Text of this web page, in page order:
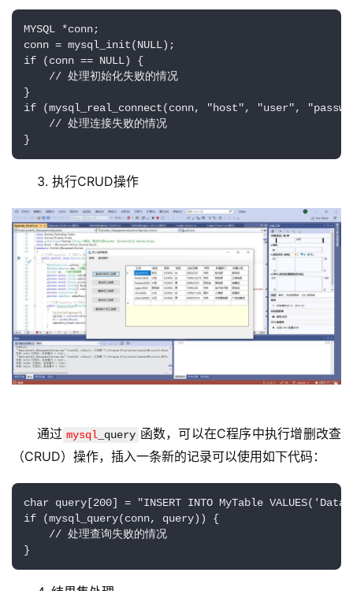
页
云
务
器
机
技
术
教
程
C
D
运
网
MYSQL *conn;
conn = mysql_init(NULL);
if (conn == NULL) {
    // 处理初始化失败的情况
}
if (mysql_real_connect(conn, "host", "user",
    // 处理连接失败的情况
}
3. 执行CRUD操作
通过 mysql _query 函数，可以在C程序中执行增删改查
（CRUD）操作，插入一条新的记录可以使用如下代码：
char query[200] = "INSERT INTO MyTable
if (mysql_query(conn, query)) {
    // 处理查询失败的情况
}